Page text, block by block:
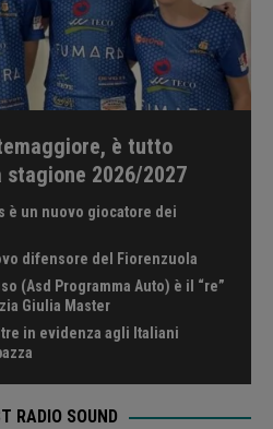
è tutto
stagione 2026/2027
è un nuovo giocatore dei
difensore del Fiorenzuola
(Asd Programma Auto) è il “re”
Giulia Master
in evidenza agli Italiani
RADIO SOUND